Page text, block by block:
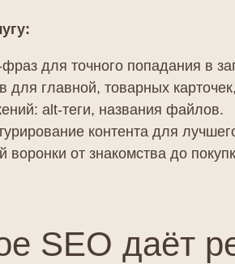
для точного попадания в
для главной, товарных
alt-теги, названия файлов.
контента для
воронки от знакомства до
SEO даёт